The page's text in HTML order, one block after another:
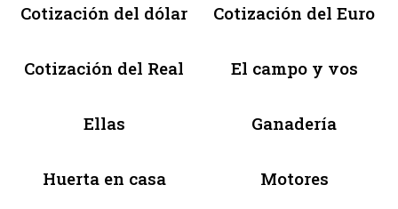
Cotización del dólar Cotización del Euro
Cotización del Real El campo y vos
Ellas Ganadería
Huerta en casa Motores